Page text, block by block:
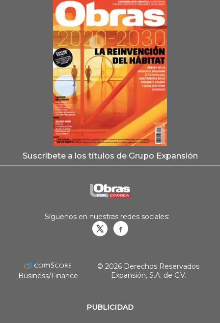
Suscríbete a los títulos de Grupo Expansión
PUBLICIDAD
Síguenos en nuestras redes sociales:
Business/Finance
© 2026 Derechos Reservados
Expansión, S.A. de C.V.